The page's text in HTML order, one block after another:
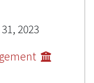
2023